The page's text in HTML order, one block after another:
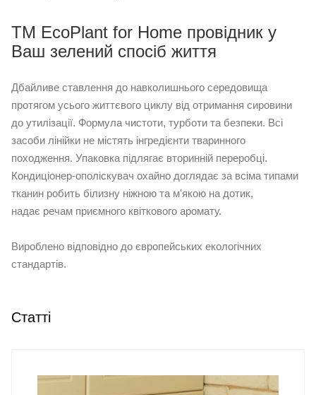
ТМ EcoPlant for Home провідник у
Ваш зелений спосіб життя
Дбайливе ставлення до навколишнього середовища
протягом усього життєвого циклу від отримання сировини
до утилізації. Формула чистоти, турботи та безпеки. Всі
засоби лінійки не містять інгредієнти тваринного
походження. Упаковка підлягає вторинній переробці.
Кондиціонер-ополіскувач охайно доглядає за всіма типами
тканин робить білизну ніжною та м'якою на дотик,
надає речам приємного квіткового аромату.
Вироблено відповідно до європейських екологічних
стандартів.
Статті